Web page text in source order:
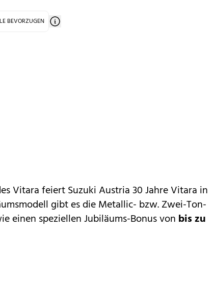
BEVORZUGEN
VitarafeiertSuzukiAustria 30 Jahre Vitara in
gibt es die Metallic- bzw. Zwei-Ton-
einen speziellen Jubiläums-Bonus von bis zu